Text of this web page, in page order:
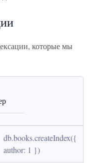
которые мы
db.books.createIndex({
author: 1 })